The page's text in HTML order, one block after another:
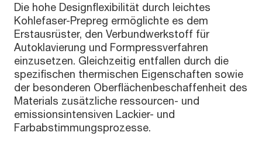
Die hohe Designflexibilität durch leichtes
Kohlefaser-Prepreg ermöglichte es dem
Erstausrüster, den Verbundwerkstoff für
Autoklavierung und Formpressverfahren
einzusetzen. Gleichzeitig entfallen durch die
spezifischen thermischen Eigenschaften sowie
der besonderen Oberflächenbeschaffenheit des
Materials zusätzliche ressourcen- und
emissionsintensiven Lackier- und
Farbabstimmungsprozesse.